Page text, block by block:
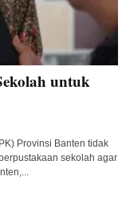
untuk
Provinsi Banten tidak
sekolah agar